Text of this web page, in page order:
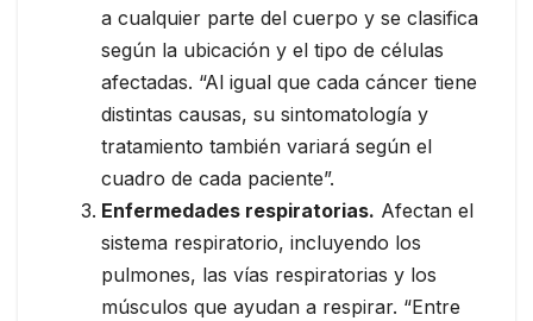
a cualquier parte del cuerpo y se clasifica
según la ubicación y el tipo de células
afectadas. “Al igual que cada cáncer tiene
distintas causas, su sintomatología y
tratamiento también variará según el
cuadro de cada paciente”.
Enfermedades respiratorias. Afectan el
sistema respiratorio, incluyendo los
pulmones, las vías respiratorias y los
músculos que ayudan a respirar. “Entre